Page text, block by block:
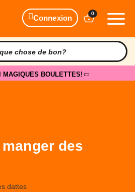
Connexion
0
MAGIQUES BOULETTES!
des